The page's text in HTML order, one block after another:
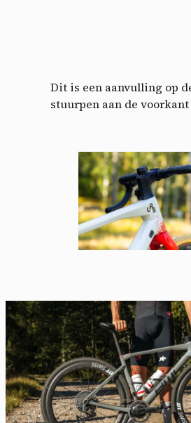
Dit is een aanvulling op
stuurpen aan de
Cookies
panel
By allowing these third party
cookies and the use of tracking
their proper functioning.
Privacy policy